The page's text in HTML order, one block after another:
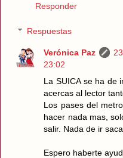
Responder
Respuestas
Verónica Paz
23:02
La SUICA se ha de
acercas al lector
Los pases del
hacer nada mas,
salir. Nada de ir
Espero haberte